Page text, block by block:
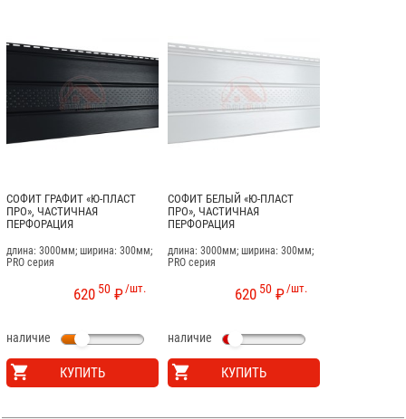
СОФИТ ГРАФИТ «Ю-ПЛАСТ
ПРО», ЧАСТИЧНАЯ
ПЕРФОРАЦИЯ
длина: 3000мм; ширина: 300мм;
PRO серия
/шт.
620 50 ₽
наличие
КУПИТЬ
СОФИТ БЕЛЫЙ «Ю-ПЛАСТ
ПРО», ЧАСТИЧНАЯ
ПЕРФОРАЦИЯ
длина: 3000мм; ширина: 300мм;
PRO серия
/шт.
620 50 ₽
наличие
КУПИТЬ